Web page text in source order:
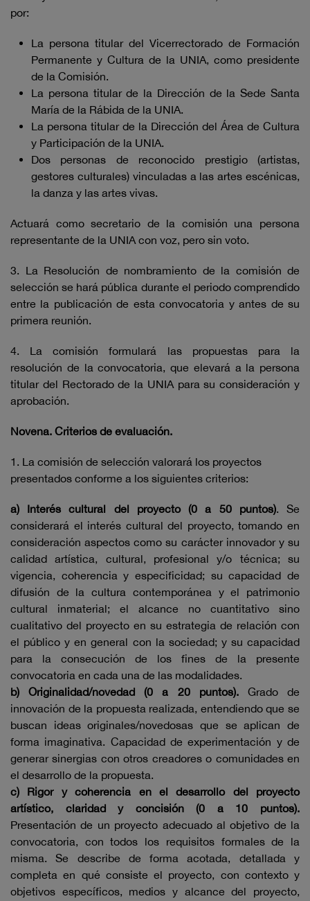
por:
La persona titular del Vicerrectorado de Formación
Permanente y Cultura de la UNIA, como presidente
de la Comisión.
La persona titular de la Dirección de la Sede Santa
María de la Rábida de la UNIA.
La persona titular de la Dirección del Área de Cultura
y Participación de la UNIA.
Dos personas de reconocido prestigio (artistas,
gestores culturales) vinculadas a las artes escénicas,
la danza y las artes vivas.
Actuará como secretario de la comisión una persona
representante de la UNIA con voz, pero sin voto.
3. La Resolución de nombramiento de la comisión de
selección se hará pública durante el periodo comprendido
entre la publicación de esta convocatoria y antes de su
primera reunión.
4. La comisión formulará las propuestas para la
resolución de la convocatoria, que elevará a la persona
titular del Rectorado de la UNIA para su consideración y
aprobación.
Novena. Criterios de evaluación.
1. La comisión de selección valorará los proyectos
presentados conforme a los siguientes criterios:
a) Interés cultural del proyecto (0 a 50 puntos). Se
considerará el interés cultural del proyecto, tomando en
consideración aspectos como su carácter innovador y su
calidad artística, cultural, profesional y/o técnica; su
vigencia, coherencia y especificidad; su capacidad de
difusión de la cultura contemporánea y el patrimonio
cultural inmaterial; el alcance no cuantitativo sino
cualitativo del proyecto en su estrategia de relación con
el público y en general con la sociedad; y su capacidad
para la consecución de los fines de la presente
convocatoria en cada una de las modalidades.
b) Originalidad/novedad (0 a 20 puntos). Grado de
innovación de la propuesta realizada, entendiendo que se
buscan ideas originales/novedosas que se aplican de
forma imaginativa. Capacidad de experimentación y de
generar sinergias con otros creadores o comunidades en
el desarrollo de la propuesta.
c) Rigor y coherencia en el desarrollo del proyecto
artístico, claridad y concisión (0 a 10 puntos).
Presentación de un proyecto adecuado al objetivo de la
convocatoria, con todos los requisitos formales de la
misma. Se describe de forma acotada, detallada y
completa en qué consiste el proyecto, con contexto y
objetivos específicos, medios y alcance del proyecto,